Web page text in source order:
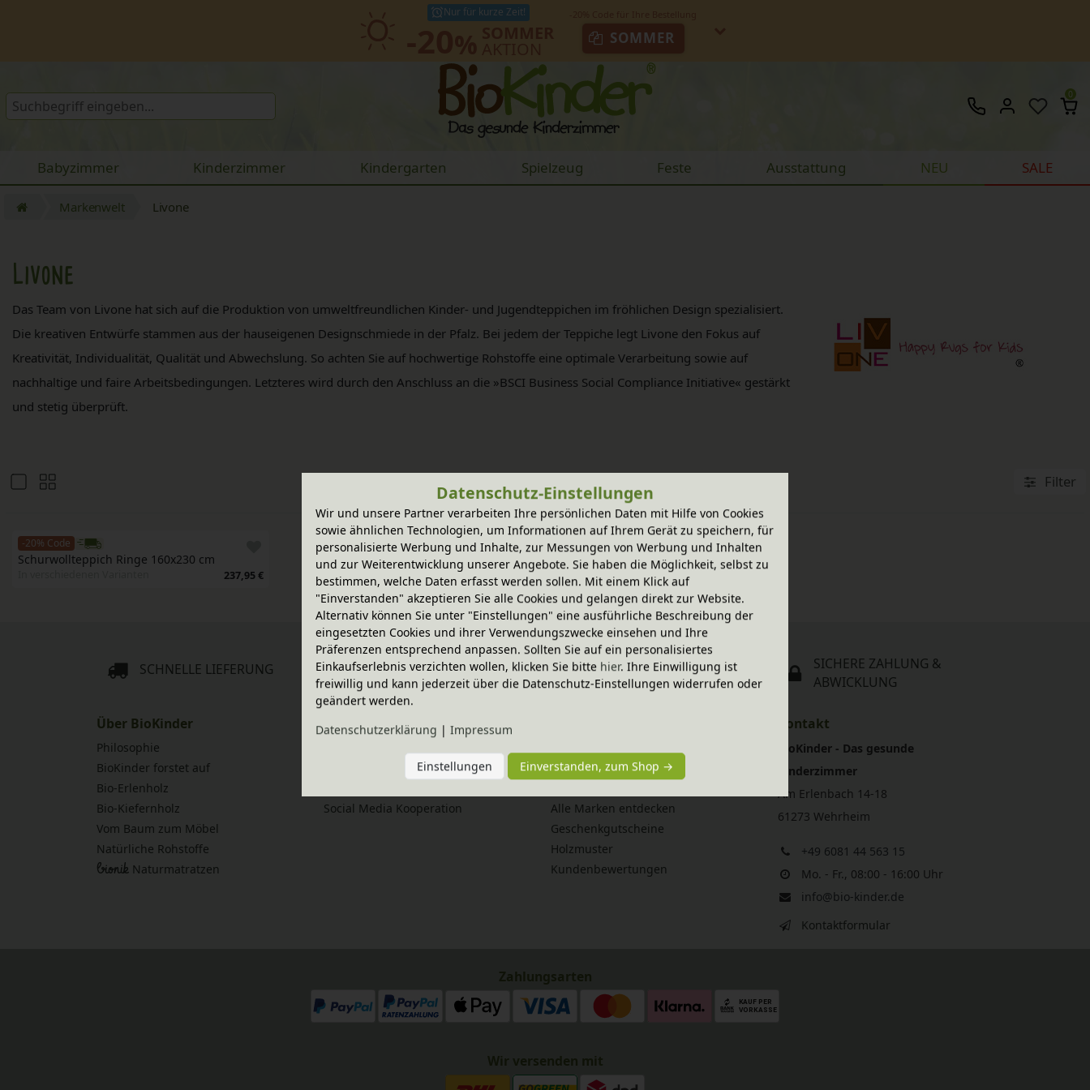
Nur für kurze Zeit!
SOMMER
0
Babyzimmer Kinderzimmer Kindergarten Spielzeug Feste Ausstattung NEU SALE
Markenwelt Livone
Livone
Das Team von Livone hat sich auf die Produktion von umweltfreundlichen Kinder- und Jugendteppichen im fröhlichen Design spezialisiert.
Die kreativen Entwürfe stammen aus der hauseigenen Designschmiede in der Pfalz. Bei jedem der Teppiche legt Livone den Fokus auf
Kreativität, Individualität, Qualität und Abwechslung. So achten Sie auf hochwertige Rohstoffe eine optimale Verarbeitung sowie auf
nachhaltige und faire Arbeitsbedingungen. Letzteres wird durch den Anschluss an die »BSCI Business Social Compliance Initiative« gestärkt
und stetig überprüft.
Filter
1 Artikel
-20% Code
Schurwollteppich Ringe 160x230 cm
237,95 €
SCHNELLE LIEFERUNG
NACHHALTIGES
SORTIMENT
LANGLEBIG &
MITWACHSEND
SICHERE ZAHLUNG &
ABWICKLUNG
Über BioKinder
Philosophie
BioKinder forstet auf
Bio-Erlenholz
Bio-Kiefernholz
Vom Baum zum Möbel
Natürliche Rohstoffe
bionik Naturmatratzen
Service
Aufbauanleitungen
Social Media Kooperation
Lieferzeiten
Alle Marken entdecken
Geschenkgutscheine
Holzmuster
Kundenbewertungen
Kontakt
BioKinder - Das gesunde
Kinderzimmer
Am Erlenbach 14-18
61273 Wehrheim
+49 6081 44 563 15
Mo. - Fr., 08:00 - 16:00 Uhr
info@bio-kinder.de
Kontaktformular
Zahlungsarten
Wir versenden mit
Datenschutz-Einstellungen
Wir und unsere Partner verarbeiten Ihre persönlichen Daten mit Hilfe von Cookies
sowie ähnlichen Technologien, um Informationen auf Ihrem Gerät zu speichern, für
personalisierte Werbung und Inhalte, zur Messungen von Werbung und Inhalten
und zur Weiterentwicklung unserer Angebote. Sie haben die Möglichkeit, selbst zu
bestimmen, welche Daten erfasst werden sollen. Mit einem Klick auf
"Einverstanden" akzeptieren Sie alle Cookies und gelangen direkt zur Website.
Alternativ können Sie unter "Einstellungen" eine ausführliche Beschreibung der
eingesetzten Cookies und ihrer Verwendungszwecke einsehen und Ihre
Präferenzen entsprechend anpassen. Sollten Sie auf ein personalisiertes
Einkaufserlebnis verzichten wollen, klicken Sie bitte hier. Ihre Einwilligung ist
freiwillig und kann jederzeit über die Datenschutz-Einstellungen widerrufen oder
geändert werden.
Daten­schutz­erklärung | Impressum
Einstellungen Einverstanden, zum Shop →